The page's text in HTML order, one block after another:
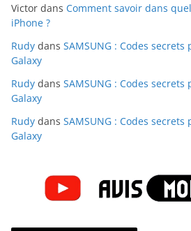
Victor dans Comment savoir dans
iPhone ?
Rudy dans SAMSUNG : Codes
Galaxy
Rudy dans SAMSUNG : Codes
Galaxy
Rudy dans SAMSUNG : Codes
Galaxy